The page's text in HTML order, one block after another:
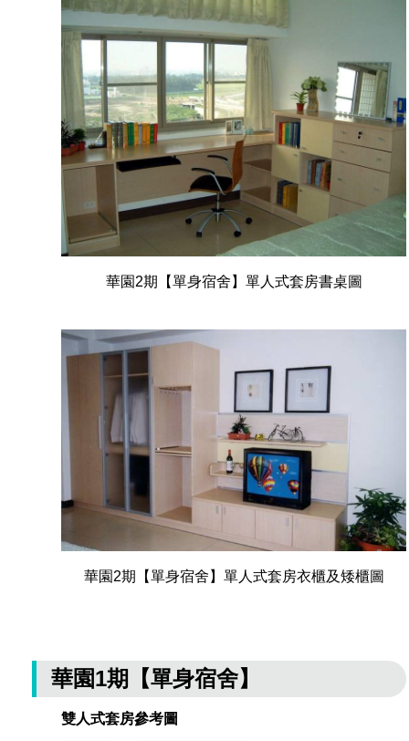
華園2期【單身宿舍】單人式套房書桌圖
華園2期【單身宿舍】單人式套房衣櫃及矮櫃圖
華園1期【單身宿舍】
雙人式套房參考圖